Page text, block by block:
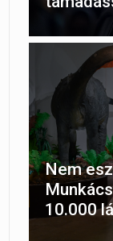
Nem
10.000